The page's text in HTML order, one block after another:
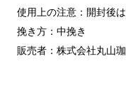
使用上の注意：開封後
挽き方：中挽き
販売者：株式会社丸山